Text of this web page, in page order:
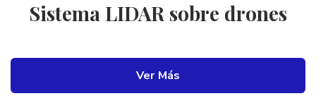
Sistema LIDAR sobre drones
Ver Más